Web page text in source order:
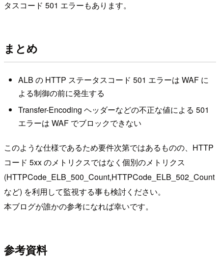
タスコード 501 エラーもあります。
まとめ
ALB の HTTP ステータスコード 501 エラーは WAF に
よる制御の前に発生する
Transfer-Encoding ヘッダーなどの不正な値による 501
エラーは WAF でブロックできない
このような仕様であるため要件次第ではあるものの、HTTP
コード 5xx のメトリクスではなく個別のメトリクス
(HTTPCode_ELB_500_Count,HTTPCode_ELB_502_Count
など) を利用して監視する事も検討ください。
本ブログが誰かの参考になれば幸いです。
参考資料